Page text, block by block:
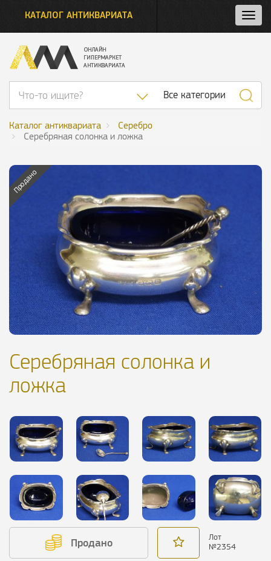
и
КАТАЛОГ АНТИКВАРИАТА
Список
Все категории
Каталог антиквариата
Серебро
Серебряная солонка и ложка
Продано
Серебряная солонка и
ложка
Продано
Лот
№2354